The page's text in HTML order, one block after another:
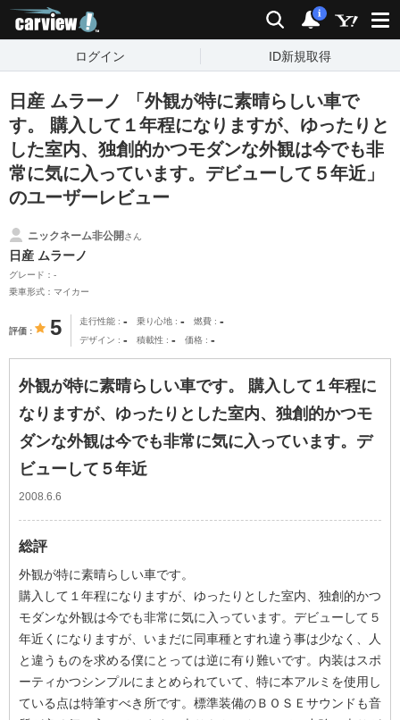
検索 通知
i
ログイン ID新規取得
日産 ムラーノ 「外観が特に素晴らしい車で
す。 購入して１年程になりますが、ゆったりと
した室内、独創的かつモダンな外観は今でも非
常に気に入っています。デビューして５年近」
のユーザーレビュー
ニックネーム非公開さん
日産 ムラーノ
グレード：-
乗車形式：マイカー
評価 5 走行性能 - 乗り心地 - 燃費 -
デザイン - 積載性 - 価格 -
外観が特に素晴らしい車です。 購入して１年程に
なりますが、ゆったりとした室内、独創的かつモ
ダンな外観は今でも非常に気に入っています。デ
ビューして５年近
2008.6.6
総評
外観が特に素晴らしい車です。
購入して１年程になりますが、ゆったりとした室内、独創的かつ
モダンな外観は今でも非常に気に入っています。デビューして５
年近くになりますが、いまだに同車種とすれ違う事は少なく、人
と違うものを求める僕にとっては逆に有り難いです。内装はスポ
ーティかつシンプルにまとめられていて、特に本アルミを使用し
ている点は特筆すべき所です。標準装備のＢＯＳＥサウンドも音